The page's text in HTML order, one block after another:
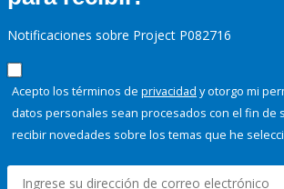
Notificaciones sobre Project P082716
Acepto los términos de privacidad y otorgo mi
datos personales sean procesados con el fin de
recibir novedades sobre los temas que he